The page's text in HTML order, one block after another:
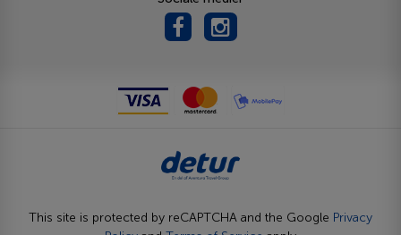
This site is protected by reCAPTCHA and the Google Privacy